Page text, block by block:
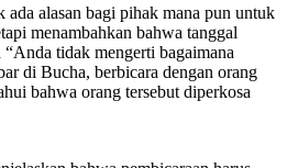
alasan bagi pihak mana pun untuk
menambahkan bahwa tanggal
tidak mengerti bagaimana
di Bucha, berbicara dengan orang
bahwa orang tersebut diperkosa